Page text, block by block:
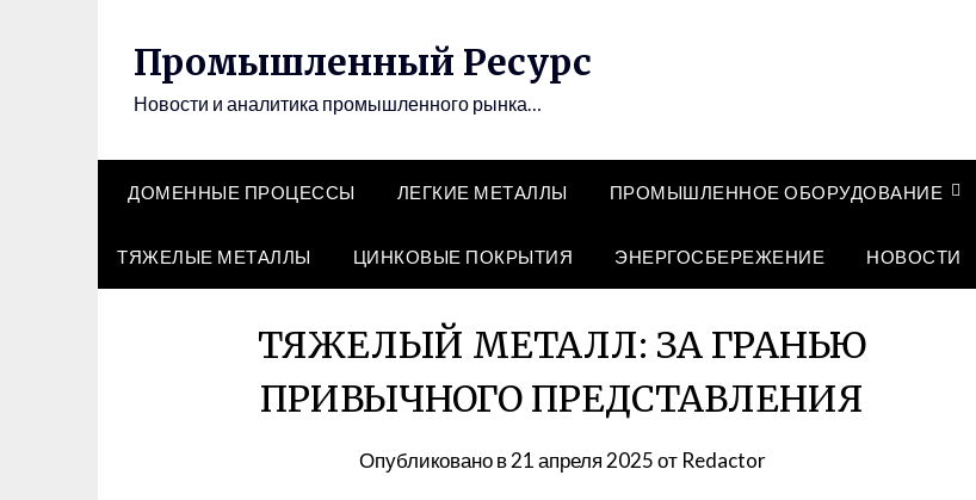
Промышленный Ресурс
Новости и аналитика промышленного рынка…
ДОМЕННЫЕ ПРОЦЕССЫ ЛЕГКИЕ МЕТАЛЛЫ ПРОМЫШЛЕННОЕ ОБОРУДОВАНИЕ
ТЯЖЕЛЫЕ МЕТАЛЛЫ ЦИНКОВЫЕ ПОКРЫТИЯ ЭНЕРГОСБЕРЕЖЕНИЕ НОВОСТИ
ТЯЖЕЛЫЙ МЕТАЛЛ: ЗА ГРАНЬЮ
ПРИВЫЧНОГО ПРЕДСТАВЛЕНИЯ
Опубликовано в21 апреля 2025от Redactor